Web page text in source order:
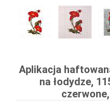
Aplikacja
na łodydze,